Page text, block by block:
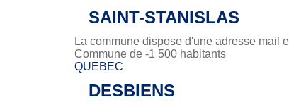
SAINT-STANISLAS
La commune dispose d'une adresse mail
Commune de -1 500 habitants
QUEBEC
DESBIENS